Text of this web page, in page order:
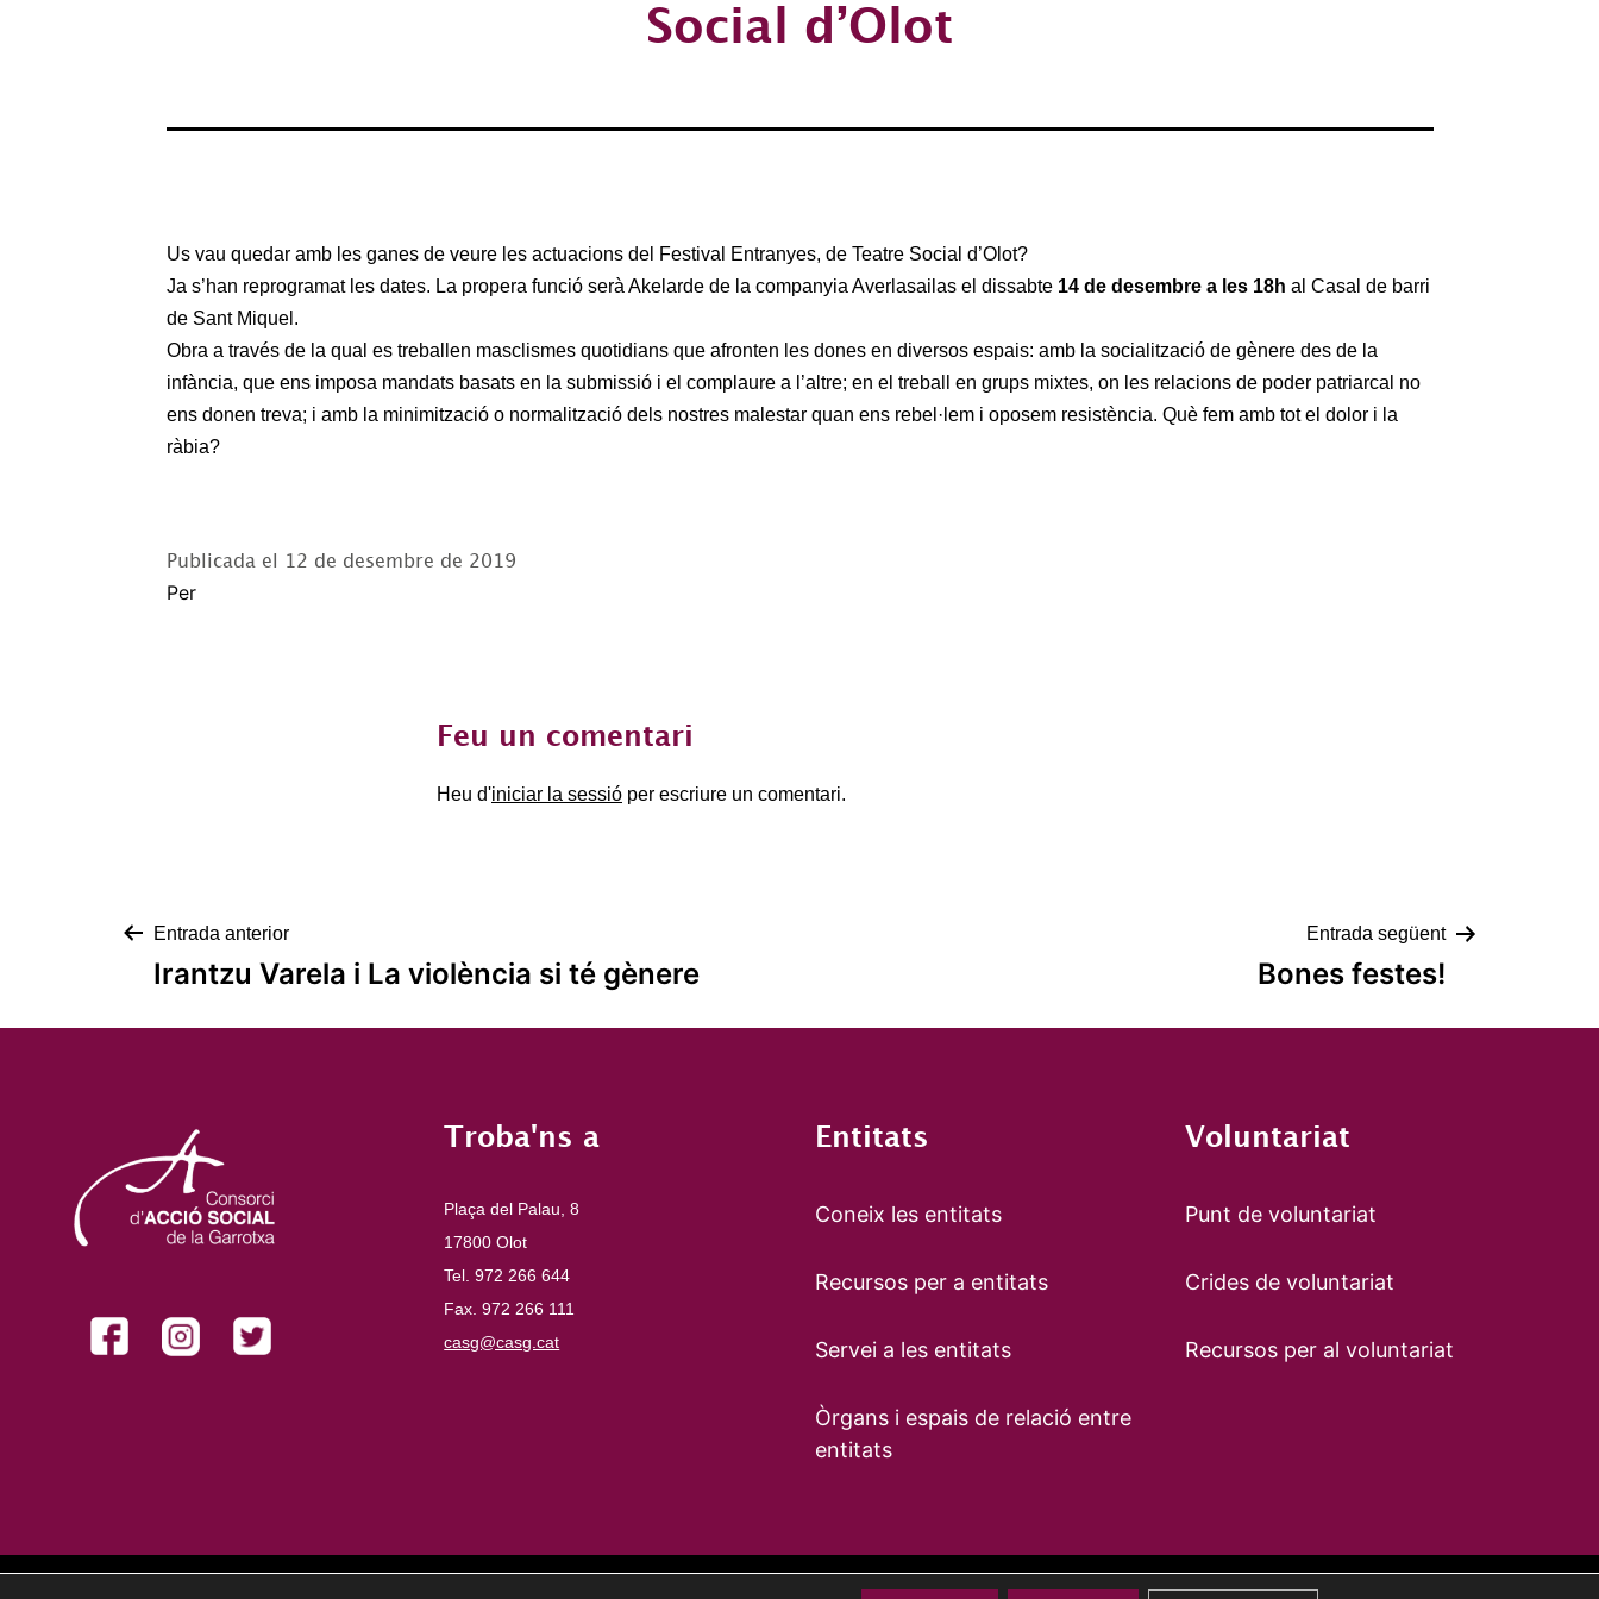
Social d’Olot
Us vau quedar amb les ganes de veure les actuacions del Festival Entranyes, de Teatre Social d’Olot?
Ja s’han reprogramat les dates. La propera funció serà Akelarde de la companyia Averlasailas el dissabte 14 de desembre a les 18h al Casal de barri
de Sant Miquel.
Obra a través de la qual es treballen masclismes quotidians que afronten les dones en diversos espais: amb la socialització de gènere des de la
infància, que ens imposa mandats basats en la submissió i el complaure a l’altre; en el treball en grups mixtes, on les relacions de poder patriarcal no
ens donen treva; i amb la minimització o normalització dels nostres malestar quan ens rebel·lem i oposem resistència. Què fem amb tot el dolor i la
ràbia?
Publicada el 12 de desembre de 2019
Per
Feu un comentari
Heu d'iniciar la sessió per escriure un comentari.
Navegació
d'entrades
Entrada anterior
Irantzu Varela i La violència si té gènere
Entrada següent
Bones festes!
Troba'ns a
Plaça del Palau, 8
17800 Olot
Tel. 972 266 644
Fax. 972 266 111
casg@casg.cat
Entitats
Coneix les entitats
Recursos per a entitats
Servei a les entitats
Òrgans i espais de relació entre
entitats
Voluntariat
Punt de voluntariat
Crides de voluntariat
Recursos per al voluntariat